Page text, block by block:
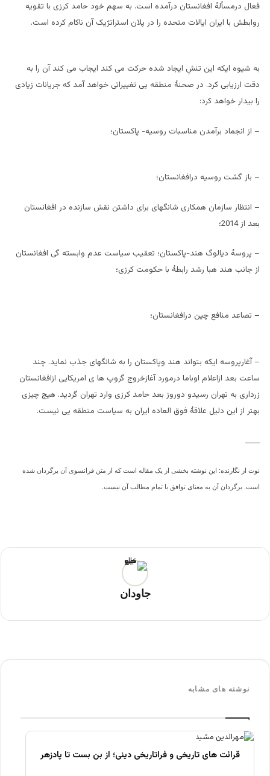
فعال درمسألۀ افغانستان درآمده است. به سهم خود حامد کرزی با تقویه
روابطش با ایران ایالات متحده را در پلان استراتژیک آن ناکام کرده است.
به شیوه ایکه این تنشِ ایجاد شده حرکت می کند ایجاب می کند آن را به
دقت ارزیابی کرد. در صحنۀ منطقه یی تغییراتی خواهد آمد که جریانات زیادی
را بیدار خواهد کرد:
– از انجماد برآمدن مناسبات روسیه- پاکستان؛
– باز گشت روسیه درافغانستان؛
– انتظار سازمان همکاری شانگهای برای داشتن نقش سازنده در افغانستان
بعد از 2014؛
– پروسۀ دیالوگ هند-پاکستان؛ تعقیب سیاست عدم وابسته گی افغانستان
از جانب هند هبا رشد رابطۀ با حکومت کرزی؛
– تصاعد منافع چین درافغانستان؛
– آغارپروسه ایکه بتواند هند وپاکستان را به شانگهای جذب نماید. چند
ساعت بعد ازاعلام اوباما درمورد آغازخروج گروپ ها ی امریکایی ازافغانستان
زرداری به تهران رسیدو دوروز بعد حامد کرزی وارد تهران گردید. هیچ چیزی
بهتر از این دلیل علاقۀ فوق العاده ایران به سیاست منطقه یی نیست.
____
نوت از نگارنده: این نوشته بخشی از یک مقاله است که از متن فرانسوی آن برگردان شده
است. برگردان آن به معنای توافق با تمام مطالب آن نیست.
جاودان
نوشته های مشابه